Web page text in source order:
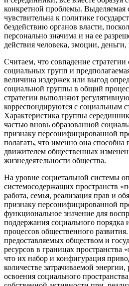
конкретной проблемы. Выделяемая
чувствительна к политике
бездействию органов власти,
персонально значима и на ее
действия человека, эмоции,
Считаем, что совпадение
социальных групп и
величина издержек или выгод
социальной группы в общий
стратегии выполняют
корреспондируются с социальным
Характеристика группы
частью вновь образованной
признаку персонифицированной
полагать, что именно она
движителем общественных
жизнедеятельности общества.
На уровне социетальной системы
системосодержащих пространств
работа, семья, реализация прав и
признаку персонифицированной
функциональное значение для
поддержания социального порядка
процессов общественного
предоставляемых обществом и
ресурсов в границах пространства
что их набор и конфигурация
количестве затрачиваемой
освоения социального